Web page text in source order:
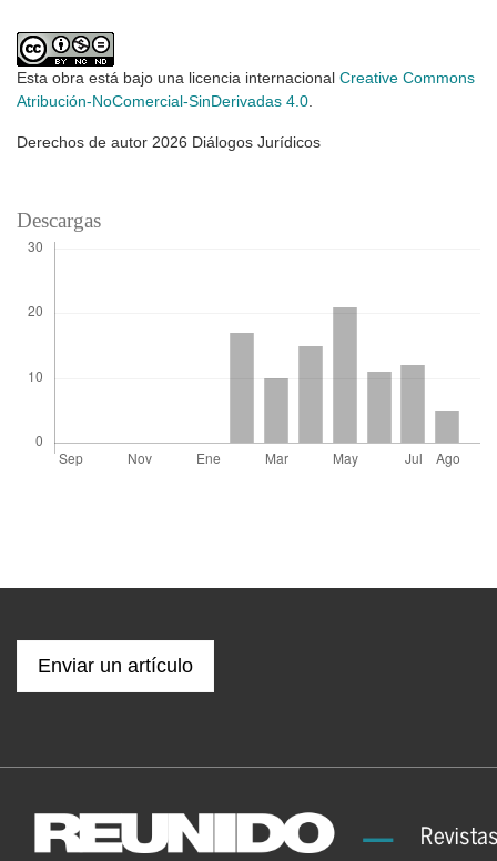
Esta obra está bajo una licencia internacional Creative Commons
Atribución-NoComercial-SinDerivadas 4.0.
Derechos de autor 2026 Diálogos Jurídicos
Descargas
Enviar un artículo